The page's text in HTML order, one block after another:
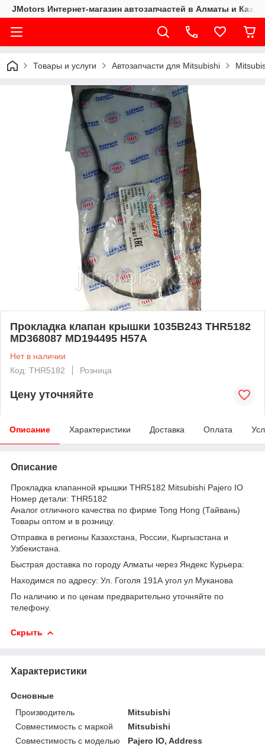
JMotors Интернет-магазин автозапчастей в Алматы и
Товары и услуги Автозапчасти для Mitsubishi
Прокладка клапан крышки 1035B243 THR5182
MD368087 MD194495 H57A
Нет в наличии
Код: THR5182
Розница
Цену уточняйте
Описание Характеристики Доставка Оплата
Описание
Прокладка клапанной крышки THR5182 Mitsubishi Pajero IO
Номер детали: THR5182
Аналог отличного качества по фирме Tong Hong (Тайвань)
Товары оптом и в розницу.
Отправка в регионы Казахстана, России, Кыргызстана и
Узбекистана.
Быстрая доставка по городу Алматы через Яндекс Курьера:
Находимся по адресу: Ул. Гоголя 191А угол ул Муканова
По наличию и по ценам предварительно уточняйте по
телефону.
Скрыть
Характеристики
Основные
Производитель
Mitsubishi
Совместимость с маркой
Mitsubishi
Совместимость с моделью
Pajero IO, Address